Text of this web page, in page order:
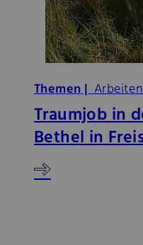
Themen |
Traumjob in
Bethel in